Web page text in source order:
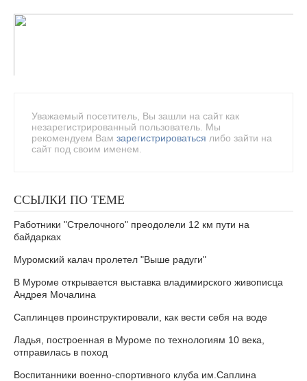
Уважаемый посетитель, Вы зашли на сайт как
незарегистрированный пользователь. Мы
рекомендуем Вам зарегистрироваться либо зайти на
сайт под своим именем.
ССЫЛКИ ПО ТЕМЕ
Работники "Стрелочного" преодолели 12 км пути на
байдарках
Муромский калач пролетел "Выше радуги"
В Муроме открывается выставка владимирского живописца
Андрея Мочалина
Саплинцев проинструктировали, как вести себя на воде
Ладья, построенная в Муроме по технологиям 10 века,
отправилась в поход
Воспитанники военно-спортивного клуба им.Саплина